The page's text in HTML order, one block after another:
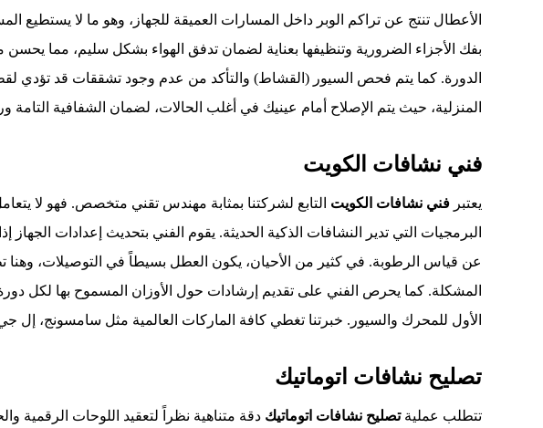
الأعطال تنتج عن تراكم الوبر داخل المسارات العميقة للجهاز، وهو ما لا يستطيع
بفك الأجزاء الضرورية وتنظيفها بعناية لضمان تدفق الهواء بشكل سليم، مما
الدورة. كما يتم فحص السيور (القشاط) والتأكد من عدم وجود تشققات قد تؤدي
المنزلية، حيث يتم الإصلاح أمام عينيك في أغلب الحالات، لضمان الشفافية التامة
فني نشافات الكويت
يعتبرفني نشافات الكويت التابع لشركتنا بمثابة مهندس تقني متخصص. فهو لا
البرمجيات التي تدير النشافات الذكية الحديثة. يقوم الفني بتحديث إعدادات
عن قياس الرطوبة. في كثير من الأحيان، يكون العطل بسيطاً في التوصيلات، وهنا
المشكلة. كما يحرص الفني على تقديم إرشادات حول الأوزان المسموح بها لكل
الأول للمحرك والسيور. خبرتنا تغطي كافة الماركات العالمية مثل سامسونج، إل
تصليح نشافات اتوماتيك
تتطلب عمليةتصليح نشافات اتوماتيك دقة متناهية نظراً لتعقيد اللوحات الرقمية